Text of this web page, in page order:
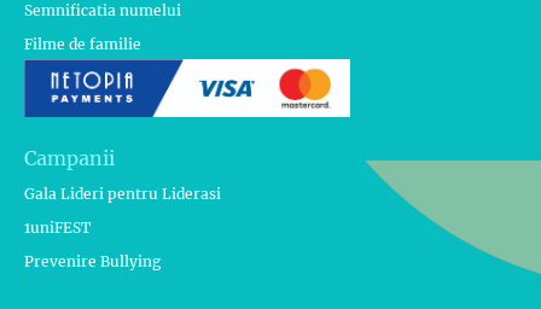
Semnificatia numelui
Filme de familie
Campanii
Gala Lideri pentru Liderasi
1uniFEST
Prevenire Bullying